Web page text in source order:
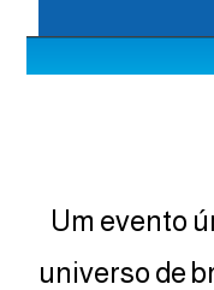
Um evento
universo de